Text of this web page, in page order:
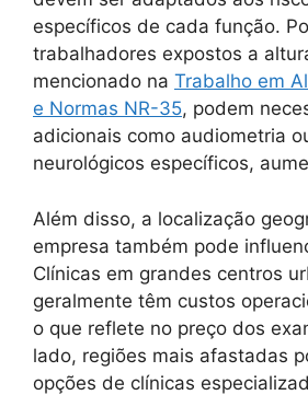
específicos de cada função.
trabalhadores expostos a
mencionado na Trabalho em
e Normas NR-35, podem
adicionais como audiometria
neurológicos específicos,
Além disso, a localização
empresa também pode
Clínicas em grandes centros
geralmente têm custos
o que reflete no preço dos
lado, regiões mais afastadas
opções de clínicas